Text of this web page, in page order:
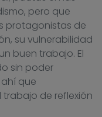
pero que
protagonistas de
su vulnerabilidad
buen trabajo. El
sin poder
que
de reflexión